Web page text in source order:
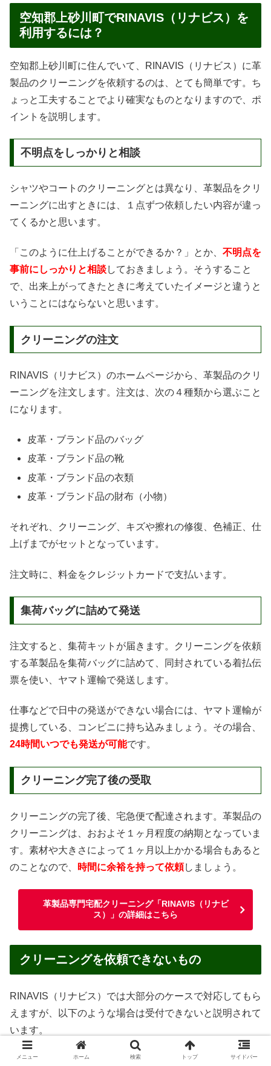
空知郡上砂川町でRINAVIS（リナビス）を
利用するには？
空知郡上砂川町に住んでいて、RINAVIS（リナビス）に革
製品のクリーニングを依頼するのは、とても簡単です。ち
ょっと工夫することでより確実なものとなりますので、ポ
イントを説明します。
不明点をしっかりと相談
シャツやコートのクリーニングとは異なり、革製品をクリ
ーニングに出すときには、１点ずつ依頼したい内容が違っ
てくるかと思います。
「このように仕上げることができるか？」とか、 不明点を
事前にしっかりと相談しておきましょう。そうすること
で、出来上がってきたときに考えていたイメージと違うと
いうことにはならないと思います。
クリーニングの注文
RINAVIS（リナビス）のホームページから、革製品のクリ
ーニングを注文します。注文は、次の４種類から選ぶこと
になります。
皮革・ブランド品のバッグ
皮革・ブランド品の靴
皮革・ブランド品の衣類
皮革・ブランド品の財布（小物）
それぞれ、クリーニング、キズや擦れの修復、色補正、仕
上げまでがセットとなっています。
注文時に、料金をクレジットカードで支払います。
集荷バッグに詰めて発送
注文すると、集荷キットが届きます。クリーニングを依頼
する革製品を集荷バッグに詰めて、同封されている着払伝
票を使い、ヤマト運輸で発送します。
仕事などで日中の発送ができない場合には、ヤマト運輸が
提携している、コンビニに持ち込みましょう。その場合、
24時間いつでも発送が可能です。
クリーニング完了後の受取
クリーニングの完了後、宅急便で配達されます。革製品の
クリーニングは、おおよそ１ヶ月程度の納期となっていま
す。素材や大きさによって１ヶ月以上かかる場合もあると
のことなので、
時間に余裕を持って依頼しましょう。
革製品専門宅配クリーニング「RINAVIS（リナビ
ス）」の詳細はこちら
クリーニングを依頼できないもの
RINAVIS（リナビス）では大部分のケースで対応してもら
えますが、以下のような場合は受付できないと説明されて
います。
汚物・嘔吐物がついたままのもの
メニュー ホーム 検索 トップ サイドバー